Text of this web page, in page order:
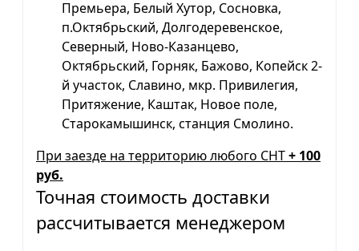
Премьера, Белый Хутор, Сосновка,
п.Октябрьский, Долгодеревенское,
Северный, Ново-Казанцево,
Октябрьский, Горняк, Бажово, Копейск 2-
й участок, Славино, мкр. Привилегия,
Притяжение, Каштак, Новое поле,
Старокамышинск, станция Смолино.
При заезде на территорию любого СНТ+ 100
руб.
Точная стоимость доставки
рассчитывается менеджером